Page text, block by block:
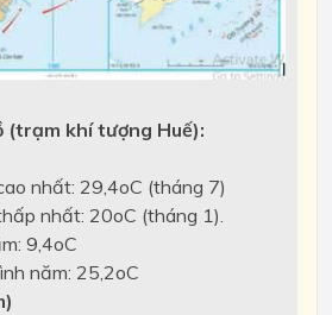
(trạm khí tượng Huế):
nhất: 29,4oC (tháng 7)
nhất: 20oC (tháng 1).
9,4oC
năm: 25,2oC